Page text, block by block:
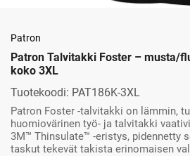
Patron
Patron Talvitakki Foster – musta/
koko 3XL
Tuotekoodi: PAT186K-3XL
Patron Foster -talvitakki on lämmin,
huomiovärinen työ- ja talvitakki
3M™ Thinsulate™ -eristys, pidennetty
taskut tekevät takista erinomaisen